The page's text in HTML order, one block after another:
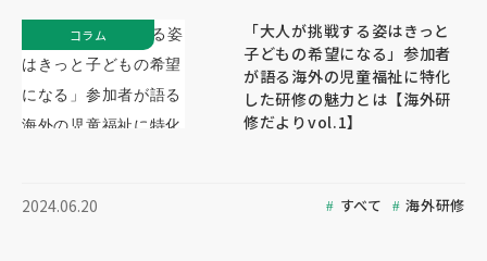
「大人が挑戦する姿はきっと
子どもの希望になる」参加者
が語る海外の児童福祉に特化
した研修の魅力とは【海外研
修だよりvol.1】
2024.06.20 すべて 海外研修
コラム